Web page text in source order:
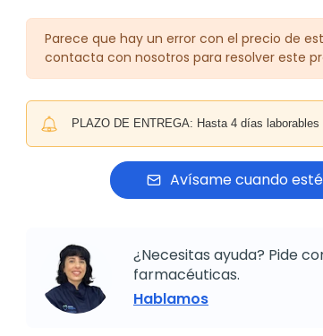
Parece que hay un error con el precio de
contacta con nosotros para resolver este
PLAZO DE ENTREGA: Hasta 4 días laborables
Avísame cuando
¿Necesitas ayuda? Pide
farmacéuticas.
Hablamos